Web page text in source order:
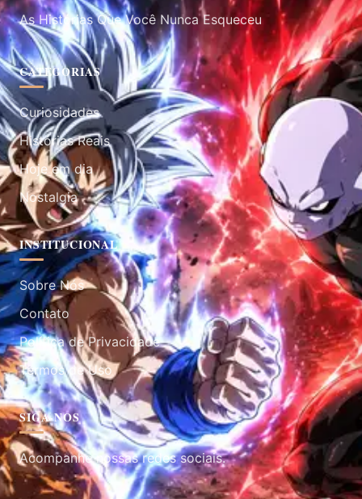
As Histórias Que Você Nunca Esqueceu
CATEGORIAS
Curiosidades
Histórias Reais
Hoje em dia
Nostalgia
INSTITUCIONAL
Sobre Nós
Contato
Política de Privacidade
Termos de Uso
SIGA-NOS
Acompanhe nossas redes sociais.